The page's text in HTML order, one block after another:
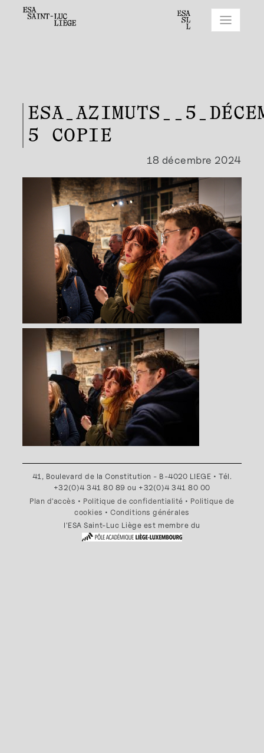
5 COPIE
18 décembre 2024
41, Boulevard de la Constitution - B-4020 LIEGE • Tél.
+32(0)4 341 80 89 ou +32(0)4 341 80 00
Plan d'accès • Politique de confidentialité • Politique de
cookies •Conditions générales
l'ESA Saint-Luc Liège est membre du